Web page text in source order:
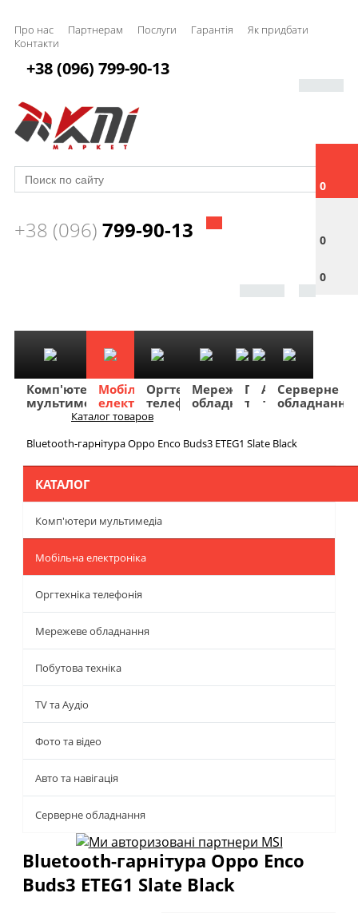
Про нас Партнерам Послуги Гарантія
Як придбати
Контакти
0
0
0
+38 (096) 799-90-13
+38 (096) 799-90-13
Комп'ютери
мультимедіа
Мобільна
електроніка
Оргтехніка
телефонія
Мережеве
обладнання
Побутова
техніка
TV
та
Фото
та
Авто
та
Серверне
обладнання
Каталог товаров
Bluetooth-гарнітура Oppo Enco Buds3 ETEG1 Slate Black
КАТАЛОГ
Комп'ютери мультимедіа
Мобільна електроніка
Оргтехніка телефонія
Мережеве обладнання
Побутова техніка
TV та Аудіо
Фото та відео
Авто та навігація
Серверне обладнання
Bluetooth-гарнітура Oppo Enco
Buds3 ETEG1 Slate Black